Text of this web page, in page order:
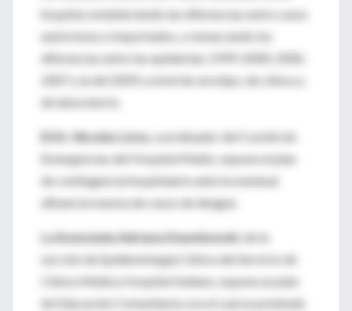
hospital, estableciendo las diferencias entre casos
autóctonos e importados, y remarcando los
diferencias entre las epidemias 1999-2000; 2006-
2007 y la del 2009, a nivel de serotipo, de clínica y
de laboratorio.
El Dr. Nicolás Lista, coordinador del Comité de
Emergencias del Hospital Muñiz, expone el plan
de contingencia hospitalario ante la eventual
afluencia masiva de casos de dengue.
La licenciada Adriana Dawidowski, de la
sección de Epidemiología Clínica del Servicio de
Clínica Médica Hospital Italiano, expone un plan
de Educación Comunitaria con el cual se pretende